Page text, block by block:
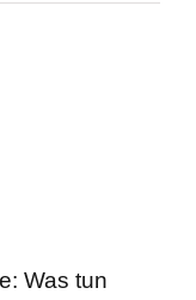
Was tun